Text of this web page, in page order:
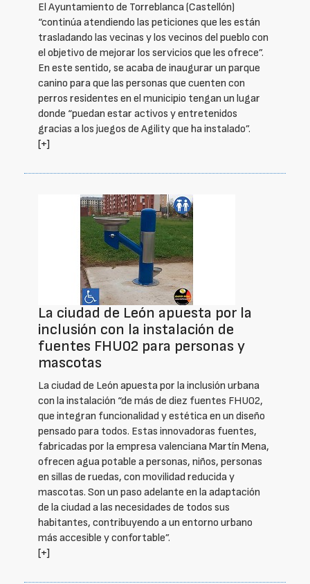
El Ayuntamiento de Torreblanca (Castellón)
“continúa atendiendo las peticiones que les están
trasladando las vecinas y los vecinos del pueblo con
el objetivo de mejorar los servicios que les ofrece”.
En este sentido, se acaba de inaugurar un parque
canino para que las personas que cuenten con
perros residentes en el municipio tengan un lugar
donde “puedan estar activos y entretenidos
gracias a los juegos de Agility que ha instalado”.
[+]
La ciudad de León apuesta por la
inclusión con la instalación de
fuentes FHU02 para personas y
mascotas
La ciudad de León apuesta por la inclusión urbana
con la instalación “de más de diez fuentes FHU02,
que integran funcionalidad y estética en un diseño
pensado para todos. Estas innovadoras fuentes,
fabricadas por la empresa valenciana Martín Mena,
ofrecen agua potable a personas, niños, personas
en sillas de ruedas, con movilidad reducida y
mascotas. Son un paso adelante en la adaptación
de la ciudad a las necesidades de todos sus
habitantes, contribuyendo a un entorno urbano
más accesible y confortable”.
[+]